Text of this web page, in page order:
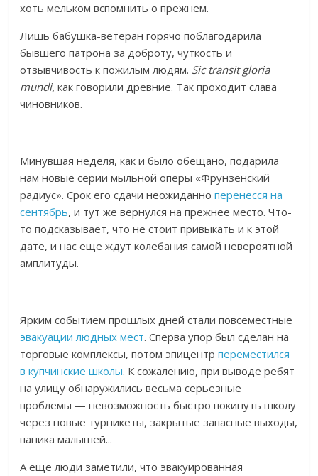
хоть мельком вспомнить о прежнем.
Лишь бабушка-ветеран горячо поблагодарила
бывшего патрона за доброту, чуткость и
отзывчивость к пожилым людям. Sic transit gloria
mundi,как говорили древние. Так проходит слава
чиновников.
Минувшая неделя, как и было обещано, подарила
нам новые серии мыльной оперы «Фрунзенский
радиус». Срок его сдачи неожиданноперенесся на
сентябрь, и тут же вернулся на прежнее место. Что-
то подсказывает, что не стоит привыкать и к этой
дате, и нас еще ждут колебания самой невероятной
амплитуды.
Ярким событием прошлых дней стали повсеместные
эвакуации людных мест. Сперва упор был сделан на
торговые комплексы, потом эпицентрпереместился
в купчинские школы. К сожалению, при выводе ребят
на улицу обнаружились весьма серьезные
проблемы — невозможность быстро покинуть школу
через новые турникеты, закрытые запасные выходы,
паника малышей...
А еще люди заметили, что эвакуированная